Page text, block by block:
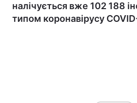
налічується вже 102 188
типом коронавірусу